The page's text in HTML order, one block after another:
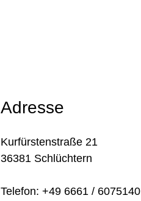
Adresse
Kurfürstenstraße 21
36381 Schlüchtern
Telefon: +49 6661 / 6075140